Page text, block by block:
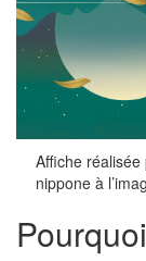
Affiche
nippone à